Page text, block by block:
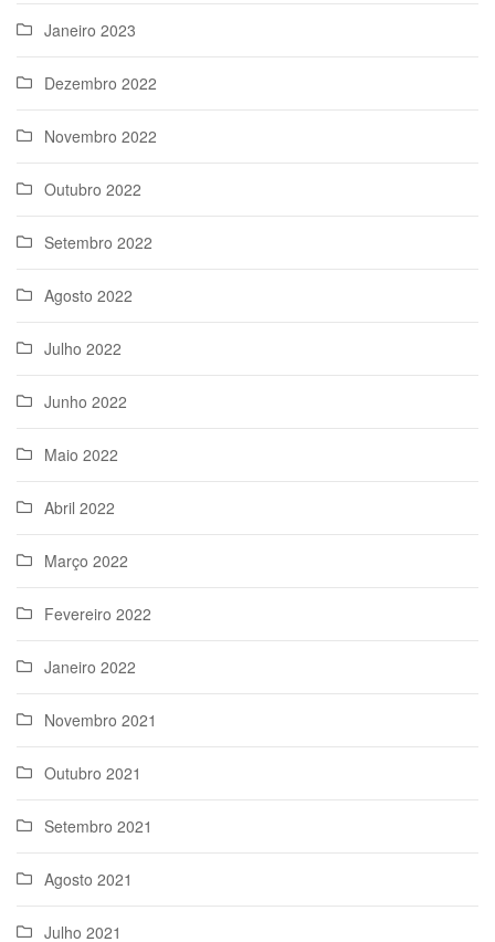
Janeiro 2023
Dezembro 2022
Novembro 2022
Outubro 2022
Setembro 2022
Agosto 2022
Julho 2022
Junho 2022
Maio 2022
Abril 2022
Março 2022
Fevereiro 2022
Janeiro 2022
Novembro 2021
Outubro 2021
Setembro 2021
Agosto 2021
Julho 2021